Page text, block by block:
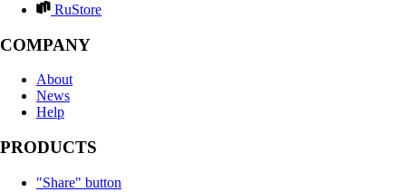
RuStore
COMPANY
About
News
Help
PRODUCTS
"Share" button